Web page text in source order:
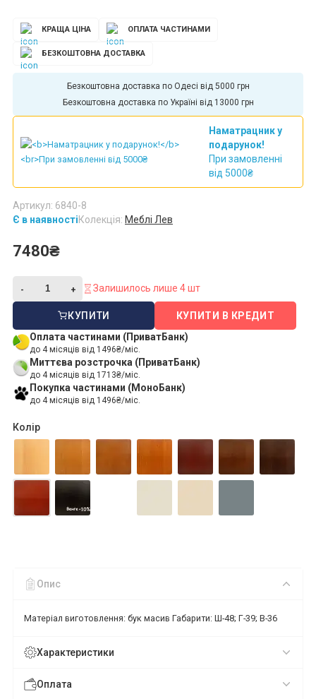
КРАЩА ЦІНА ОПЛАТА ЧАСТИНАМИ
БЕЗКОШТОВНА ДОСТАВКА
Безкоштовна доставка по Україні від 13000 грн
Наматрацник у
подарунок!
При замовленні
від 5000₴
Є в наявностіКолекція: Меблі Лев
Артикул: 6840-8
7480₴
Залишилось лише 4 шт
КУПИТИ
Оплата частинами (ПриватБанк)
до 4 місяців від 1496₴/міс.
Миттєва розстрочка (ПриватБанк)
до 4 місяців від 1713₴/міс.
Покупка частинами (МоноБанк)
до 4 місяців від 1496₴/міс.
КУПИТИ В КРЕДИТ
Колір
Опис
Матеріал виготовлення: бук масив Габарити: Ш-48; Г-39; В-36
Характеристики
Оплата